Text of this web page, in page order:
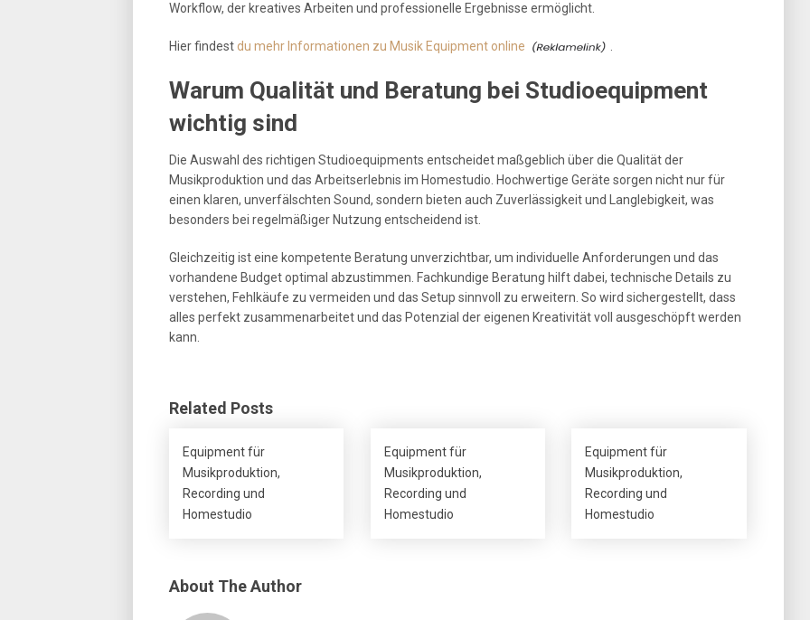
Workflow, der kreatives Arbeiten und professionelle Ergebnisse ermöglicht.
Hier findestdu mehr Informationen zu Musik Equipment online
Warum Qualität und Beratung bei Studioequipment
wichtig sind
Die Auswahl des richtigen Studioequipments entscheidet maßgeblich über die Qualität der
Musikproduktion und das Arbeitserlebnis im Homestudio. Hochwertige Geräte sorgen nicht nur für
einen klaren, unverfälschten Sound, sondern bieten auch Zuverlässigkeit und Langlebigkeit, was
besonders bei regelmäßiger Nutzung entscheidend ist.
Gleichzeitig ist eine kompetente Beratung unverzichtbar, um individuelle Anforderungen und das
vorhandene Budget optimal abzustimmen. Fachkundige Beratung hilft dabei, technische Details zu
verstehen, Fehlkäufe zu vermeiden und das Setup sinnvoll zu erweitern. So wird sichergestellt, dass
alles perfekt zusammenarbeitet und das Potenzial der eigenen Kreativität voll ausgeschöpft werden
kann.
Related Posts
Equipment für
Musikproduktion,
Recording und
Homestudio
Equipment für
Musikproduktion,
Recording und
Homestudio
Equipment für
Musikproduktion,
Recording und
Homestudio
About The Author